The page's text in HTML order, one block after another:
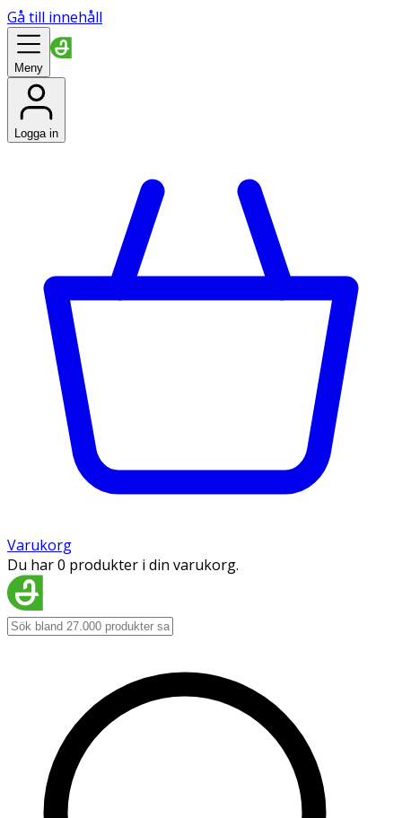
Gå till innehåll
Meny
Logga in
Varukorg
Du har 0 produkter i din varukorg.